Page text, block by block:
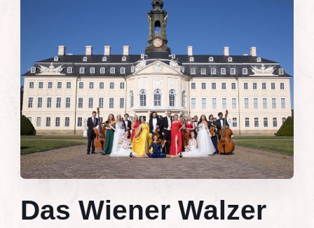
Das Wiener Walzer